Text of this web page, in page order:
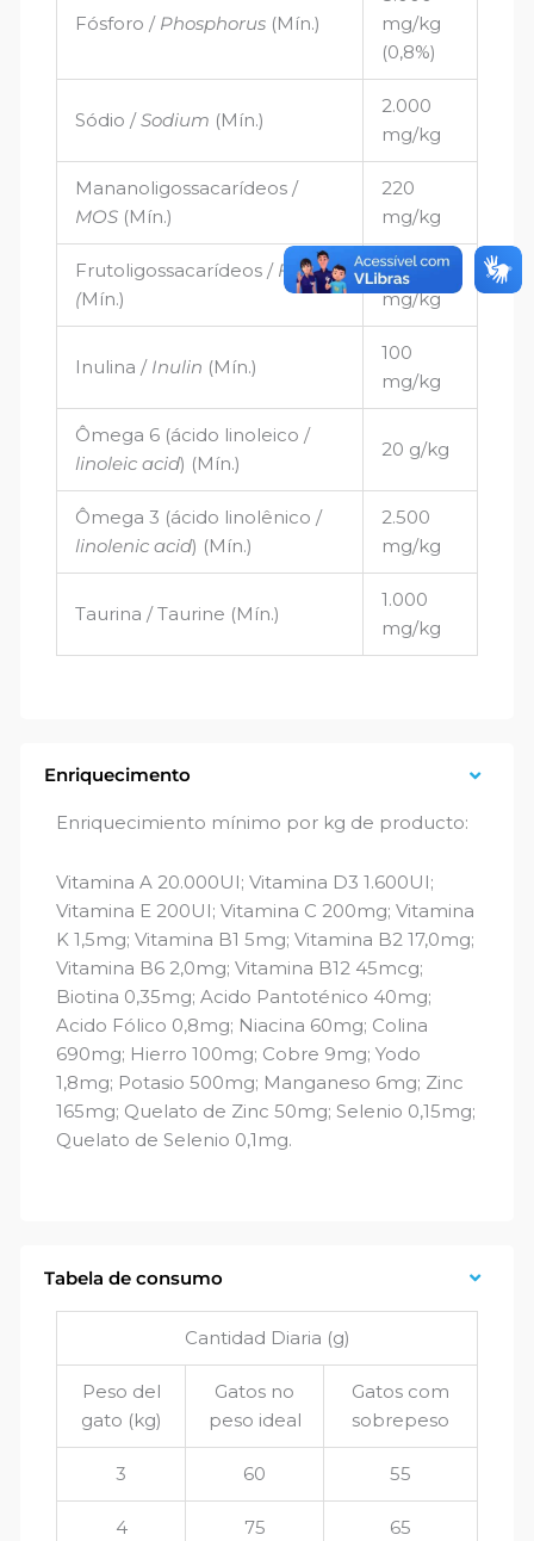
Fósforo / Phosphorus (Mín.)
mg/kg
(0,8%)
Sódio /Sodium (Mín.)
2.000
mg/kg
Mananoligossacarídeos /
MOS (Mín.)
220
mg/kg
Frutoligossacarídeos / FOS
(Mín.)
220
mg/kg
Inulina / Inulin (Mín.)
100
mg/kg
Ômega 6 (ácido linoleico /
linoleic acid) (Mín.)
20 g/kg
Ômega 3 (ácido linolênico /
linolenic acid) (Mín.)
2.500
mg/kg
Taurina / Taurine (Mín.)
1.000
mg/kg
Enriquecimento
Enriquecimiento mínimo por kg de producto:
Vitamina A 20.000UI; Vitamina D3 1.600UI;
Vitamina E 200UI; Vitamina C 200mg; Vitamina
K 1,5mg; Vitamina B1 5mg; Vitamina B2 17,0mg;
Vitamina B6 2,0mg; Vitamina B12 45mcg;
Biotina 0,35mg; Acido Pantoténico 40mg;
Acido Fólico 0,8mg; Niacina 60mg; Colina
690mg; Hierro 100mg; Cobre 9mg; Yodo
1,8mg; Potasio 500mg; Manganeso 6mg; Zinc
165mg; Quelato de Zinc 50mg; Selenio 0,15mg;
Quelato de Selenio 0,1mg.
Tabela de consumo
Cantidad Diaria (g)
Peso del
gato (kg)
Gatos no
peso ideal
Gatos com
sobrepeso
3 60 55
4 75 65